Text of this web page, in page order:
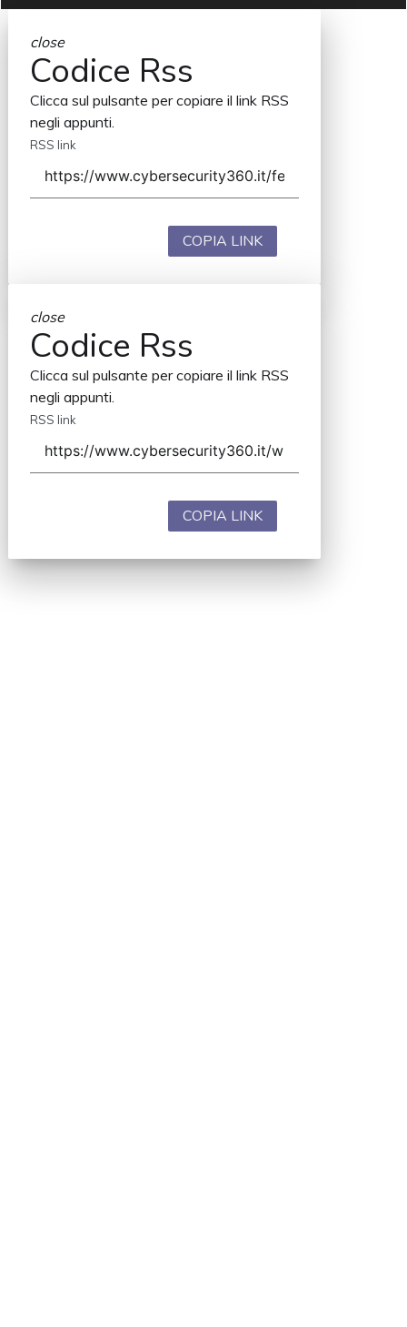
close
Codice Rss
Clicca sul pulsante per copiare il link RSS
negli appunti.
RSS link
COPIA LINK
close
Codice Rss
Clicca sul pulsante per copiare il link RSS
negli appunti.
RSS link
COPIA LINK